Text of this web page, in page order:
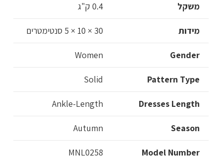
משקל 0.4 ק"ג
מידות 30 × 10 × 5 סנטימטרים
Gender
Women
Pattern Type
Solid
Dresses Length
Ankle-Length
Season
Autumn
Model Number
MNL0258